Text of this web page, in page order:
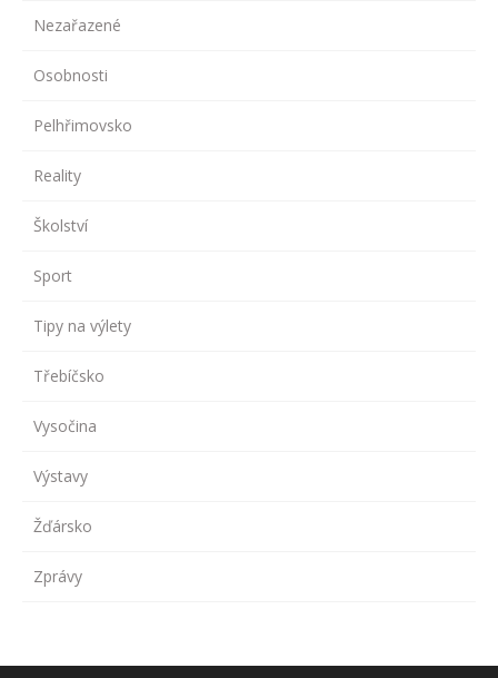
Nezařazené
Osobnosti
Pelhřimovsko
Reality
Školství
Sport
Tipy na výlety
Třebíčsko
Vysočina
Výstavy
Žďársko
Zprávy